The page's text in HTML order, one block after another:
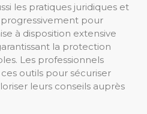
les pratiques juridiques et
progressivement pour
à disposition extensive
la protection
Les professionnels
outils pour sécuriser
leurs conseils auprès